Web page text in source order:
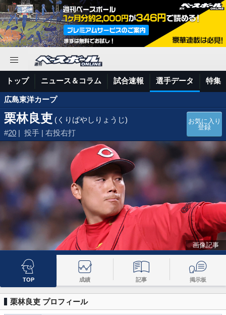
トップ ニュース＆コラム 試合速報 選手データ 特集
広島東洋カープ
栗林良吏 (くりばやしりょうじ)
#20 | 投手 | 右投右打
お気に入り
登録
画像記事
TOP 成績 記事 掲示板
栗林良吏 プロフィール